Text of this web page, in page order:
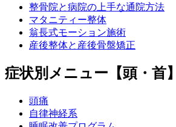
整骨院と病院の上手な通院方法
マタニティー整体
翁長式モーション施術
産後整体と産後骨盤矯正
症状別メニュー【頭・首】
頭痛
自律神経系